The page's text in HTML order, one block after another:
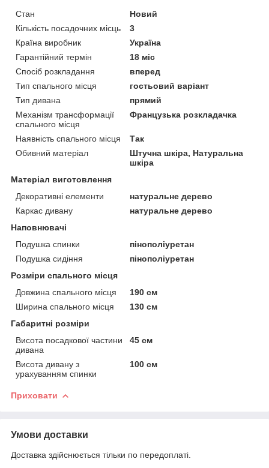
Стан
Новий
Кількість посадочних місць
3
Країна виробник
Україна
Гарантійний термін
18 міс
Спосіб розкладання
вперед
Тип спального місця
гостьовий варіант
Тип дивана
прямий
Механізм трансформації
спального місця
Французька розкладачка
Наявність спального місця
Так
Обивний матеріал
Штучна шкіра, Натуральна
шкіра
Матеріал виготовлення
Декоративні елементи
натуральне дерево
Каркас дивану
натуральне дерево
Наповнювачі
Подушка спинки
пінополіуретан
Подушка сидіння
пінополіуретан
Розміри спального місця
Довжина спального місця
190 см
Ширина спального місця
130 см
Габаритні розміри
Висота посадкової частини
дивана
45 см
Висота дивану з
урахуванням спинки
100 см
Приховати
Умови доставки
Доставка здійснюється тільки по передоплаті.